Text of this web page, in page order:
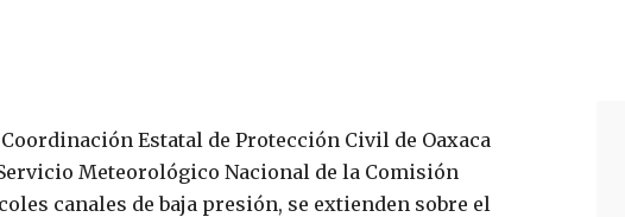
Estatal de Protección Civil de Oaxaca
Meteorológico Nacional de la Comisión
canales de baja presión, se extienden sobre el